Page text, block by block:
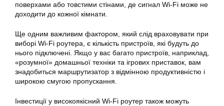
поверхами або товстими стінами, де сигнал Wi-Fi може не
доходити до кожної кімнати.
Ще одним важливим фактором, який слід враховувати при
виборі Wi-Fi роутера, є кількість пристроїв, які будуть до
нього підключені. Якщо у вас багато пристроїв, наприклад,
«розумної» домашньої техніки та ігрових приставок, вам
знадобиться маршрутизатор з відмінною продуктивністю і
широкою смугою пропускання.
Інвестиції у високоякісний Wi-Fi роутер також можуть